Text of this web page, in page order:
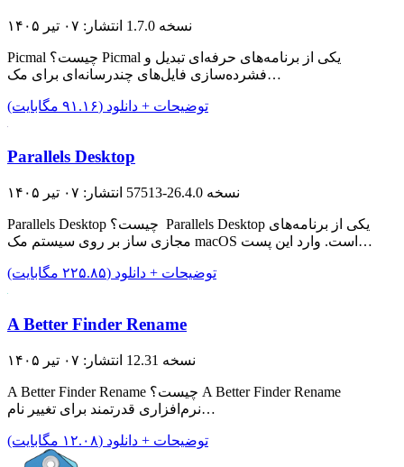
نسخه 1.7.0 انتشار: ۰۷ تیر ۱۴۰۵
Picmal چیست؟ Picmal یکی از برنامه‌های حرفه‌ای تبدیل و
فشرده‌سازی فایل‌های چندرسانه‌ای برای مک…
توضیحات + دانلود (۹۱.۱۶ مگابایت)
Parallels Desktop
نسخه 26.4.0-57513 انتشار: ۰۷ تیر ۱۴۰۵
Parallels Desktop چیست؟ Parallels Desktop یکی از برنامه‌های
مجازی ساز بر روی سیستم مک macOS است. وارد این پست…
توضیحات + دانلود (۲۲۵.۸۵ مگابایت)
A Better Finder Rename
نسخه 12.31 انتشار: ۰۷ تیر ۱۴۰۵
A Better Finder Rename چیست؟ A Better Finder Rename
نرم‌افزاری قدرتمند برای تغییر نام…
توضیحات + دانلود (۱۲.۰۸ مگابایت)